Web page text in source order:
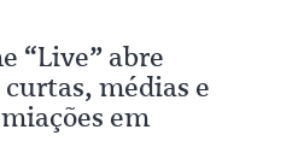
“Live” abre
médias e
em